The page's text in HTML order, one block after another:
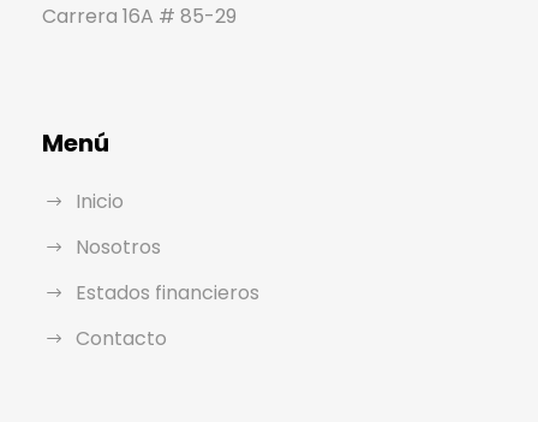
Carrera 16A # 85-29
Menú
Inicio
Nosotros
Estados financieros
Contacto